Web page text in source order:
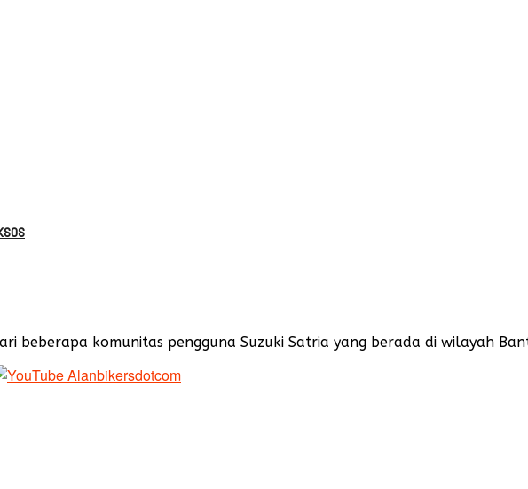
beberapa komunitas pengguna Suzuki Satria yang berada di wilayah